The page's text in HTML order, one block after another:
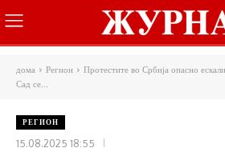
дома Регион
Протестите во Србија опасно
Сад се...
РЕГИОН
15.08.2025 18:55